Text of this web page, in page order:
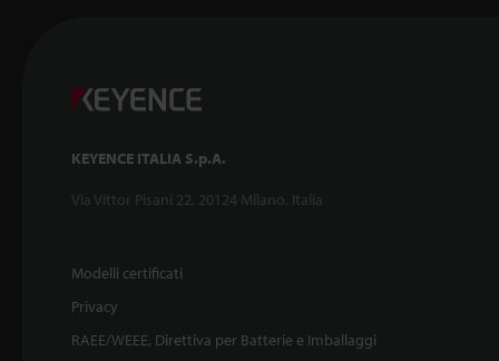
KEYENCE ITALIA S.p.A.
Via Vittor Pisani 22, 20124 Milano, Italia
Modelli certificati
Privacy
RAEE/WEEE, Direttiva per Batterie e Imballaggi